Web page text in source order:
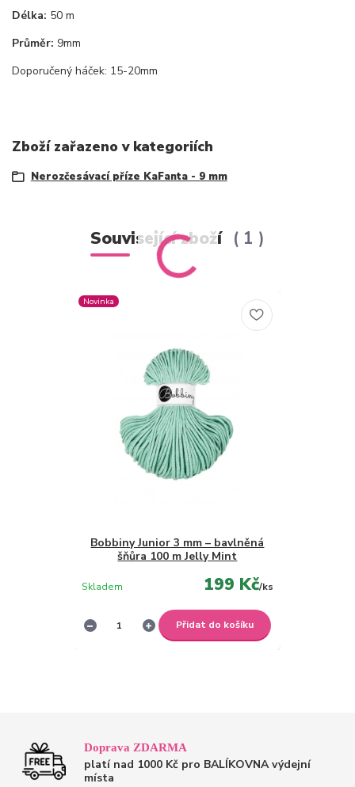
Délka: 50 m
Průměr: 9mm
Doporučený háček: 15-20mm
Zboží zařazeno v kategoriích
Nerozčesávací příze KaFanta - 9 mm
Související zboží 1
Novinka
Bobbiny Junior 3 mm – bavlněná
šňůra 100 m Jelly Mint
199 Kč/ks
Skladem
Přidat do košíku
Doprava ZDARMA
platí nad 1000 Kč pro BALÍKOVNA výdejní
místa